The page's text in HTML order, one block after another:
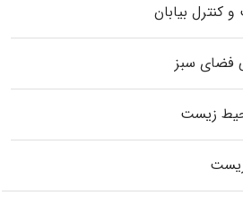
کنترل بیابان
فضای سبز
زیست